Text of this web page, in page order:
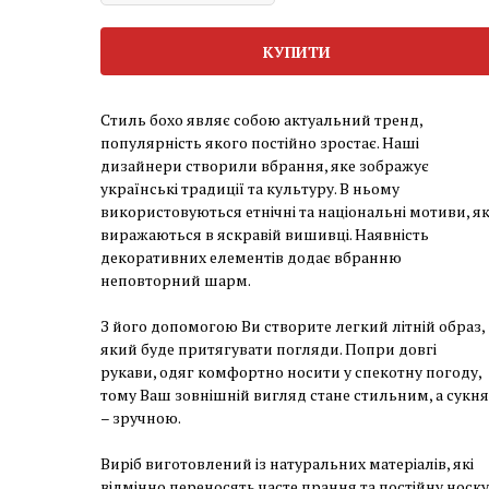
КУПИТИ
Стиль бохо являє собою актуальний тренд,
популярність якого постійно зростає. Наші
дизайнери створили вбрання, яке зображує
українські традиції та культуру. В ньому
використовуються етнічні та національні мотиви,
виражаються в яскравій вишивці. Наявність
декоративних елементів додає вбранню
неповторний шарм.
З його допомогою Ви створите легкий літній образ,
який буде притягувати погляди. Попри довгі
рукави, одяг комфортно носити у спекотну погоду,
тому Ваш зовнішній вигляд стане стильним, а сукня
– зручною.
Виріб виготовлений із натуральних матеріалів, які